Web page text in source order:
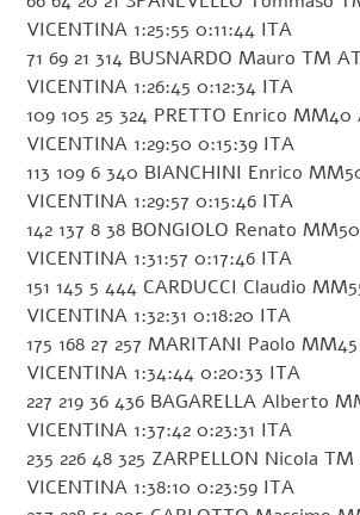
VICENTINA 1:25:55 0:11:44 ITA
71 69 21 314 BUSNARDO Mauro TM
VICENTINA 1:26:45 0:12:34 ITA
109 105 25 324 PRETTO Enrico MM40
VICENTINA 1:29:50 0:15:39 ITA
113 109 6 340 BIANCHINI Enrico
VICENTINA 1:29:57 0:15:46 ITA
142 137 8 38 BONGIOLO Renato
VICENTINA 1:31:57 0:17:46 ITA
151 145 5 444 CARDUCCI Claudio
VICENTINA 1:32:31 0:18:20 ITA
175 168 27 257 MARITANI Paolo
VICENTINA 1:34:44 0:20:33 ITA
227 219 36 436 BAGARELLA Alberto
VICENTINA 1:37:42 0:23:31 ITA
235 226 48 325 ZARPELLON Nicola
VICENTINA 1:38:10 0:23:59 ITA